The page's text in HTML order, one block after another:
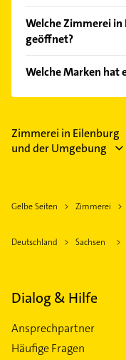
Kundenmeinungen
Empfehlungen. Die
Welche Zimmerei
geöffnet?
Bitte beachten Sie,
Feiertagen
Welche Marken hat
Die Zimmerei
Zimmerei in Eilenburg
und der Umgebung
Gelbe Seiten Zimmerei
Deutschland Sachsen
Dialog & Hilfe
Ansprechpartner
Häufige Fragen